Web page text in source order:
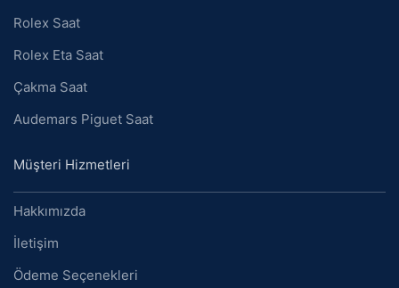
Rolex Saat
Rolex Eta Saat
Çakma Saat
Audemars Piguet Saat
Müşteri Hizmetleri
Hakkımızda
İletişim
Ödeme Seçenekleri